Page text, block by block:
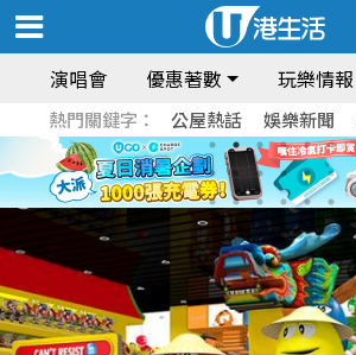
演唱會 優惠著數 玩樂情報
熱門關鍵字： 公屋熱話 娛樂新聞